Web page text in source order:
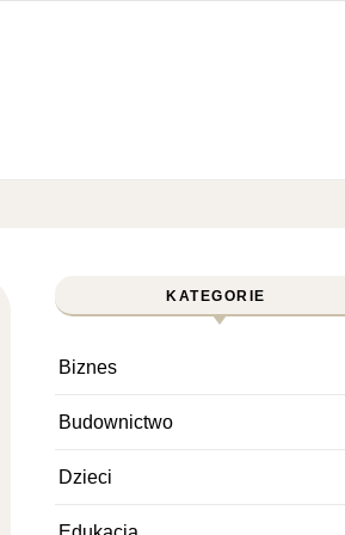
KATEGORIE
Biznes
Budownictwo
Dzieci